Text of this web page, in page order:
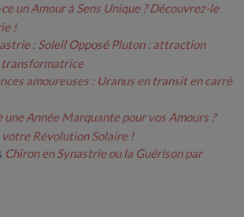
un Amour à Sens Unique ? Découvrez-le
!
: Soleil Opposé Pluton : attraction
amoureuses : Uranus en transit en carré
une Année Marquante pour vos Amours ?
Révolution Solaire !
Chiron en Synastrie ou la Guérison par